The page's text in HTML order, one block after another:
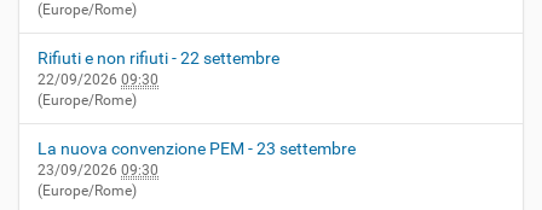
(Europe/Rome)
Rifiuti e non rifiuti - 22 settembre
22/09/2026 09:30
(Europe/Rome)
La nuova convenzione PEM - 23 settembre
23/09/2026 09:30
(Europe/Rome)